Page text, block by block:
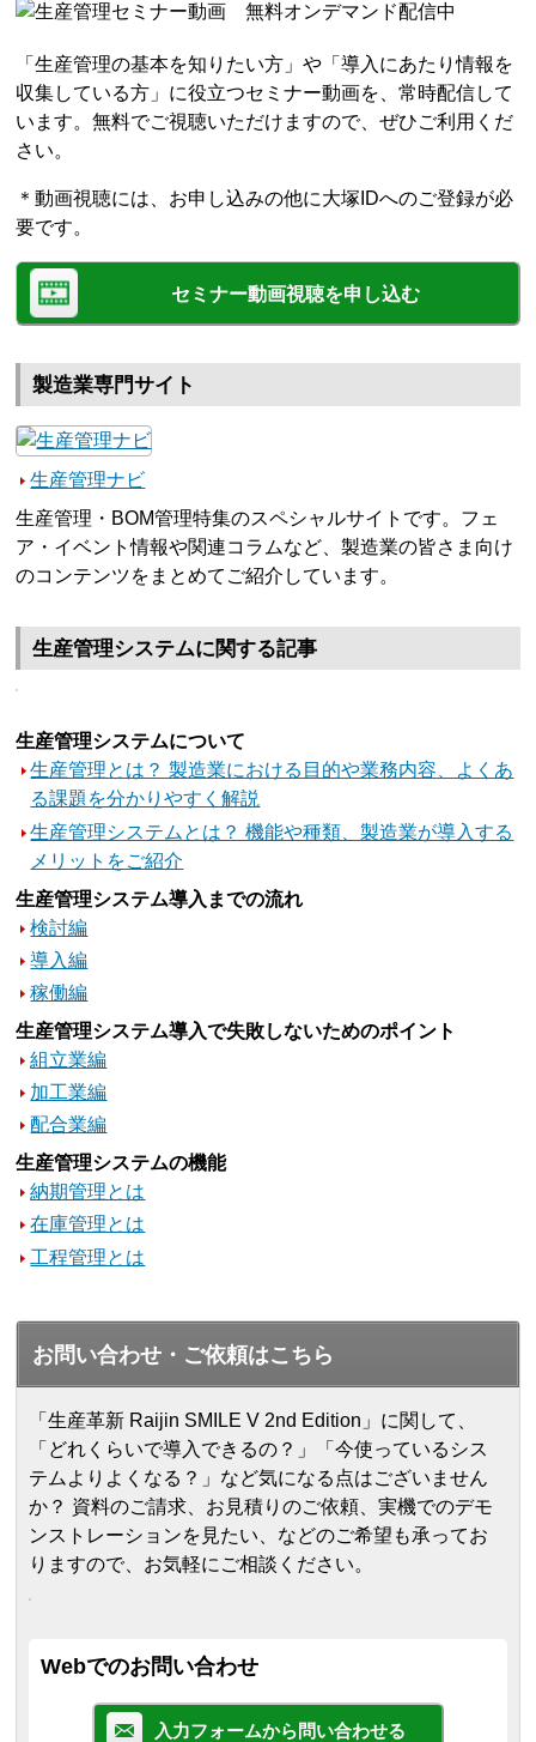
「生産管理の基本を知りたい方」や「導入にあたり情報を
収集している方」に役立つセミナー動画を、常時配信して
います。無料でご視聴いただけますので、ぜひご利用くだ
さい。
＊動画視聴には、お申し込みの他に大塚IDへのご登録が必
要です。
セミナー動画視聴を申し込む
製造業専門サイト
生産管理ナビ
生産管理・BOM管理特集のスペシャルサイトです。フェ
ア・イベント情報や関連コラムなど、製造業の皆さま向け
のコンテンツをまとめてご紹介しています。
生産管理システムに関する記事
生産管理システムについて
生産管理とは？ 製造業における目的や業務内容、よくあ
る課題を分かりやすく解説
生産管理システムとは？ 機能や種類、製造業が導入する
メリットをご紹介
生産管理システム導入までの流れ
検討編
導入編
稼働編
生産管理システム導入で失敗しないためのポイント
組立業編
加工業編
配合業編
生産管理システムの機能
納期管理とは
在庫管理とは
工程管理とは
お問い合わせ・ご依頼はこちら
「生産革新 Raijin SMILE V 2nd Edition」に関して、
「どれくらいで導入できるの？」「今使っているシス
テムよりよくなる？」など気になる点はございません
か？ 資料のご請求、お見積りのご依頼、実機でのデモ
ンストレーションを見たい、などのご希望も承ってお
りますので、お気軽にご相談ください。
Webでのお問い合わせ
入力フォームから問い合わせる